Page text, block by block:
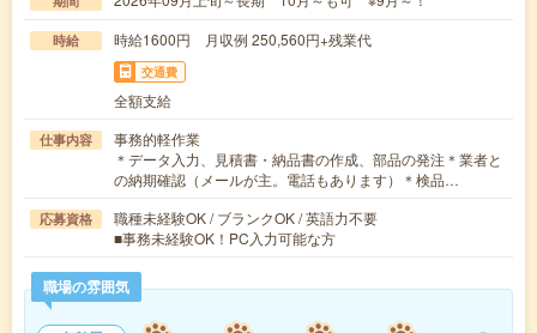
時給 時給1600円 月収例 250,560円+残業代
交通費
全額支給
仕事内容
事務的軽作業
＊データ入力、見積書・納品書の作成、部品の発注＊業者と
の納期確認（メールが主。電話もあります）＊検品…
応募資格
職種未経験OK / ブランクOK / 英語力不要
■事務未経験OK！PC入力可能な方
職場の雰囲気